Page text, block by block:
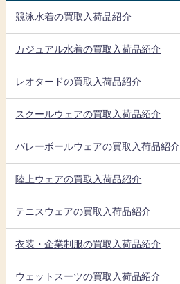
競泳水着の買取入荷品紹介
カジュアル水着の買取入荷品紹介
レオタードの買取入荷品紹介
スクールウェアの買取入荷品紹介
バレーボールウェアの買取入荷品紹介
陸上ウェアの買取入荷品紹介
テニスウェアの買取入荷品紹介
衣装・企業制服の買取入荷品紹介
ウェットスーツの買取入荷品紹介